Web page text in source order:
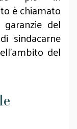
è chiamato
del
sindacarne
del